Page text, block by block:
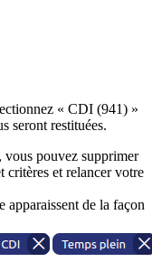
« CDI (941) »
seront restituées.
vous pouvez supprimer
critères et relancer votre
apparaissent de la façon